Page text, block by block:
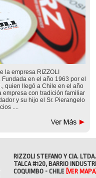
la empresa RIZZOLI
Fundada en el año 1963 por el
quien llegó a Chile en el año
empresa con tradición familiar
y su hijo el Sr. Pierangelo
....
RIZZOLI STEFANO Y CIA. LTDA.
TALCA #120, BARRIO
COQUIMBO - CHILE [VER